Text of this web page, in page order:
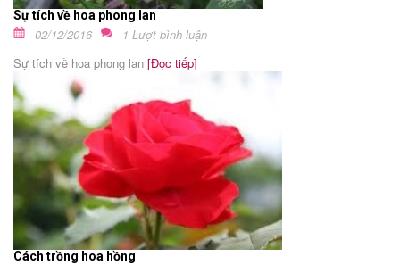
Sự tích về hoa phong lan
02/12/2016
1 Lượt bình luận
Sự tích về hoa phong lan [Đọc tiếp]
Cách trồng hoa hồng